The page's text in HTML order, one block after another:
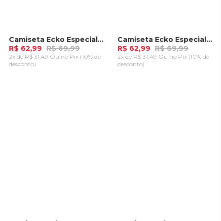
-10%Camiseta Ecko Especial Preta
R$ 62,99 R$ 69,99
2x de R$ 31,49 Ou no Pix (10% de
desconto)
-10%Camiseta Ecko Especial Preta
R$ 62,99 R$ 69,99
2x de R$ 31,49 Ou no Pix (10% de
desconto)